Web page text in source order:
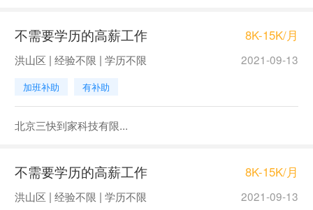
不需要学历的高薪工作 8K-15K/月
洪山区 | 经验不限 | 学历不限 2021-09-13
加班补助 有补助
北京三快到家科技有限...
不需要学历的高薪工作 8K-15K/月
洪山区 | 经验不限 | 学历不限 2021-09-13